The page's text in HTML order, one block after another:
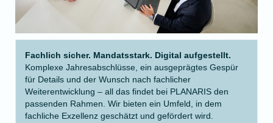
Fachlich sicher. Mandatsstark. Digital aufgestellt.
Komplexe Jahresabschlüsse, ein ausgeprägtes Gespür
für Details und der Wunsch nach fachlicher
Weiterentwicklung – all das findet bei PLANARIS den
passenden Rahmen. Wir bieten ein Umfeld, in dem
fachliche Exzellenz geschätzt und gefördert wird.